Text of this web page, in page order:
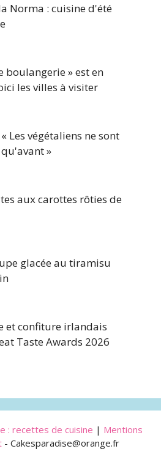
Norma : cuisine d'été
boulangerie » est en
les villes à visiter
Les végétaliens ne sont
»
aux carottes rôties de
glacée au tiramisu
et confiture irlandais
Taste Awards 2026
: recettes de cuisine | Mentions
- Cakesparadise@orange.fr